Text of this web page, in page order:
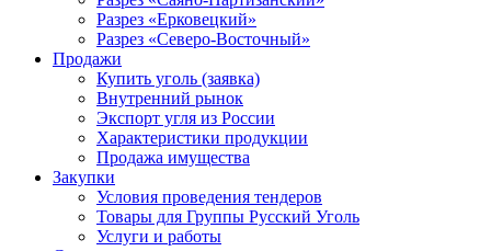
Разрез «Ерковецкий»
Разрез «Северо-Восточный»
Продажи
Купить уголь (заявка)
Внутренний рынок
Экспорт угля из России
Характеристики продукции
Продажа имущества
Закупки
Условия проведения тендеров
Товары для Группы Русский Уголь
Услуги и работы